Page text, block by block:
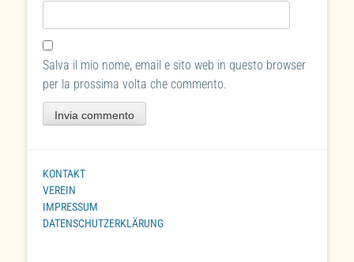
Salva il mio nome, email e sito web in questo browser
per la prossima volta che commento.
KONTAKT
VEREIN
IMPRESSUM
DATENSCHUTZERKLÄRUNG